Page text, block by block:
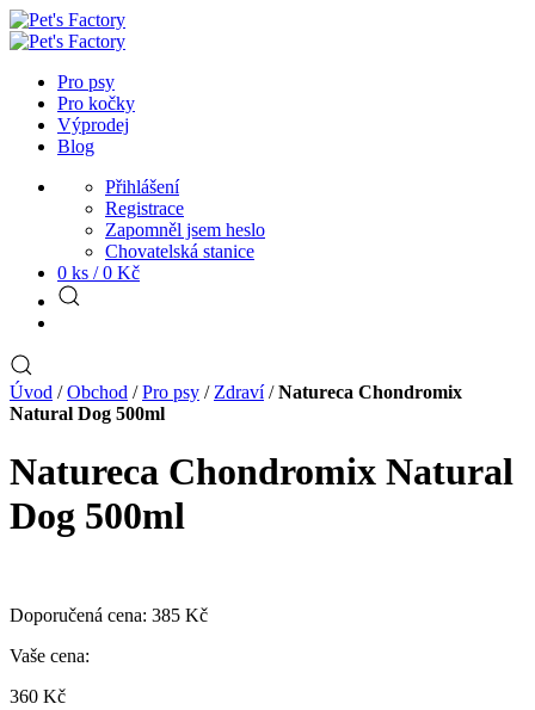
Pro psy
Pro kočky
Výprodej
Blog
Přihlášení
Registrace
Zapomněl jsem heslo
Chovatelská stanice
0 ks / 0 Kč
Úvod /Obchod /Pro psy / Zdraví/Natureca Chondromix
Natural Dog 500ml
Natureca Chondromix Natural
Dog 500ml
Doporučená cena: 385 Kč
Vaše cena:
360 Kč